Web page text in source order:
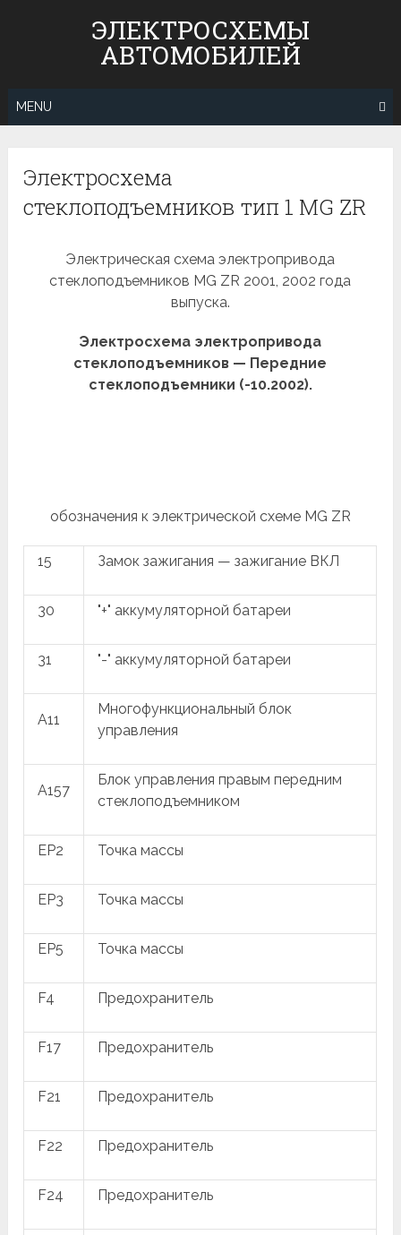
ЭЛЕКТРОСХЕМЫ
АВТОМОБИЛЕЙ
MENU
Электросхема
стеклоподъемников тип 1 MG ZR
Электрическая схема электропривода
стеклоподъемников MG ZR 2001, 2002 года
выпуска.
Электросхема электропривода
стеклоподъемников — Передние
стеклоподъемники (-10.2002).
обозначения к электрической схеме MG ZR
15 Замок зажигания — зажигание ВКЛ
30 "+" аккумуляторной батареи
31 "-" аккумуляторной батареи
A11
Многофункциональный блок
управления
A157
Блок управления правым передним
стеклоподъемником
EP2 Точка массы
EP3 Точка массы
EP5 Точка массы
F4 Предохранитель
F17 Предохранитель
F21 Предохранитель
F22 Предохранитель
F24 Предохранитель